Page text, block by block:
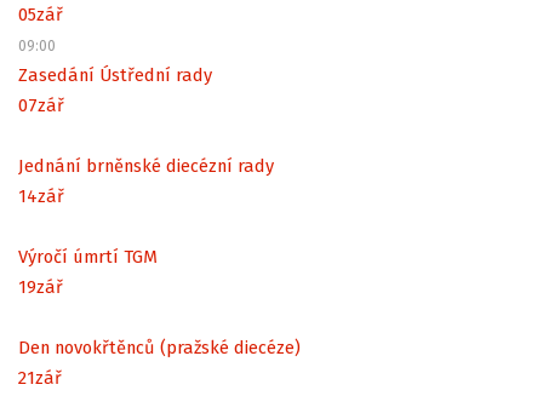
05zář
09:00
Zasedání Ústřední rady
07zář
Jednání brněnské diecézní rady
14zář
Výročí úmrtí TGM
19zář
Den novokřtěnců (pražské diecéze)
21zář